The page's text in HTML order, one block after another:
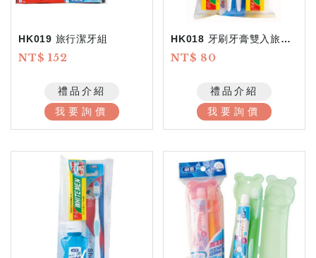
HK019 旅行潔牙組
NT$ 152
禮品介紹
我要詢價
HK018 牙刷牙膏雙入旅行組
NT$ 80
禮品介紹
我要詢價